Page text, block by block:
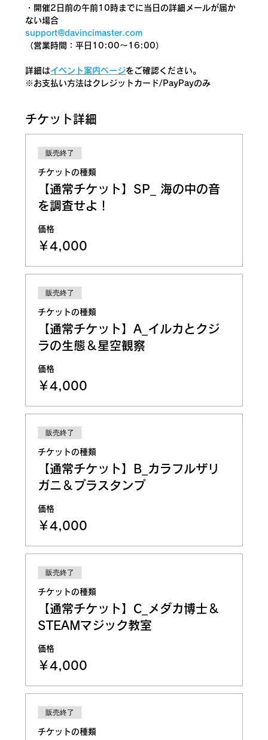
・開催2日前の午前10時までに当日の詳細メールが届か
ない場合
support@davincimaster.com
（営業時間：平日10:00～16:00）
詳細はイベント案内ページをご確認ください。
​※お支払い方法はクレジットカード/PayPayのみ
チケット詳細
販売終了
チケットの種類
【通常チケット】SP_ 海の中の音
を調査せよ！
価格
￥4,000
販売終了
チケットの種類
【通常チケット】A_イルカとクジ
ラの生態＆星空観察
価格
￥4,000
販売終了
チケットの種類
【通常チケット】B_カラフルザリ
ガニ＆プラスタンプ
価格
￥4,000
販売終了
チケットの種類
【通常チケット】C_メダカ博士＆
STEAMマジック教室
価格
￥4,000
販売終了
チケットの種類